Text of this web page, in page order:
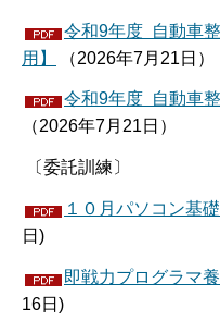
令和9年度 自動車
用】
（2026年7月21日）
令和9年度 自動車
（2026年7月21日）
〔委託訓練〕
１０月パソコン基
日)
即戦力プログラマ
16日)